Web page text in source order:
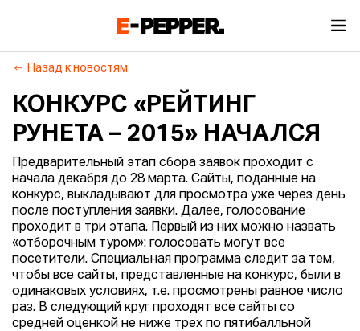
Назад к новостям
КОНКУРС «РЕЙТИНГ
РУНЕТА – 2015» НАЧАЛСЯ
Предварительный этап сбора заявок проходит с
начала декабря до 28 марта. Сайты, поданные на
конкурс, выкладывают для просмотра уже через день
после поступления заявки. Далее, голосование
проходит в три этапа. Первый из них можно назвать
«отборочным туром»: голосовать могут все
посетители. Специальная программа следит за тем,
чтобы все сайты, представленные на конкурс, были в
одинаковых условиях, т.е. просмотрены равное число
раз. В следующий круг проходят все сайты со
средней оценкой не ниже трех по пятибалльной